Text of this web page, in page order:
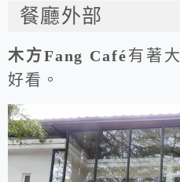
餐廳外部
木方Fang Café有著
好看。